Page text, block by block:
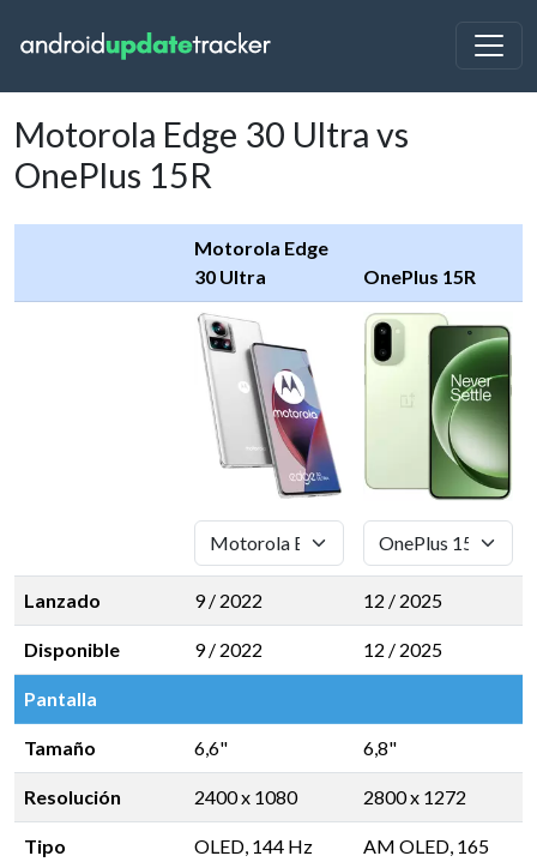
Motorola Edge 30 Ultra vs
OnePlus 15R
Motorola Edge
30 Ultra
OnePlus 15R
Lanzado 9 / 2022 12 / 2025
Disponible 9 / 2022 12 / 2025
Pantalla
Tamaño 6,6" 6,8"
Resolución 2400 x 1080 2800 x 1272
Tipo OLED, 144 Hz
AM OLED, 165